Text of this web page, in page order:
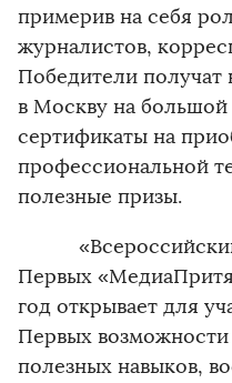
примерив на себя
журналистов,
Победители получат
в Москву на большой
сертификаты на
профессиональной
полезные призы.
«Всероссийский
Первых
год открывает для
Первых
полезных навыков,